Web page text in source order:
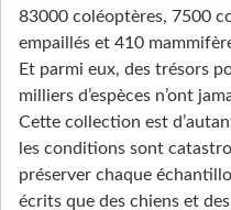
83000 coléoptères, 7500
empaillés et 410
Et parmi eux, des trésors
milliers d’espèces n’ont
Cette collection est
les conditions sont
préserver chaque
écrits que des chiens et